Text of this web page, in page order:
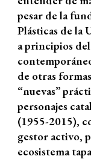
pesar de la
Plásticas de la
a principios
de otras
“nuevas”
personajes
(1955-2015),
gestor activo,
ecosistema